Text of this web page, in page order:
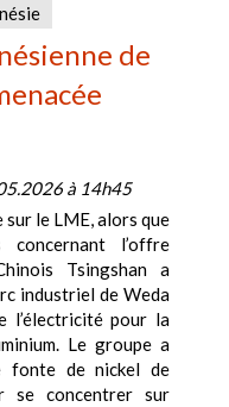
de
à 14h45
sur le LME, alors que
l’offre
Tsingshan a
industriel de Weda
l’électricité pour la
Le groupe a
fonte de nickel de
se concentrer sur